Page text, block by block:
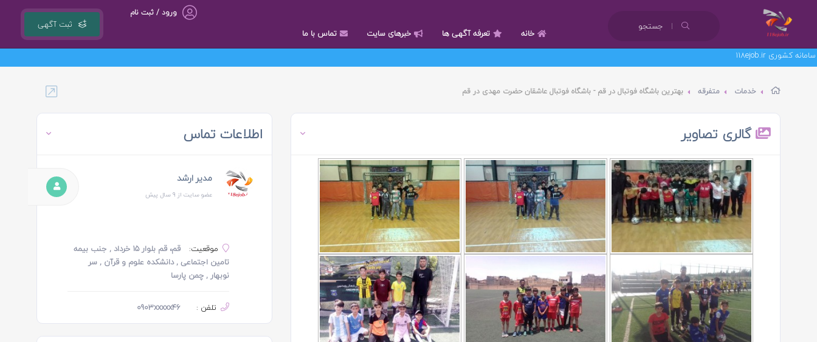
جستجو ثبت آگهی
ورود / ثبت نام
خانه تعرفه آگهی ها خبرهای سایت
تماس با ما
خدمات متفرقه بهترین باشگاه فوتبال در قم - باشگاه فوتبال عاشقان حضرت مهدی در قم
گالری تصاویر اطلاعات تماس
مدیر ارشد
عضو سایت از 9 سال پیش
موقعیت:
قم، قم بلوار ۱۵ خرداد , جنب بیمه
تامین اجتماعی , دانشکده علوم و قرآن , سر
نوبهار , چمن پارسا
تلفن : 0903xxxxx46